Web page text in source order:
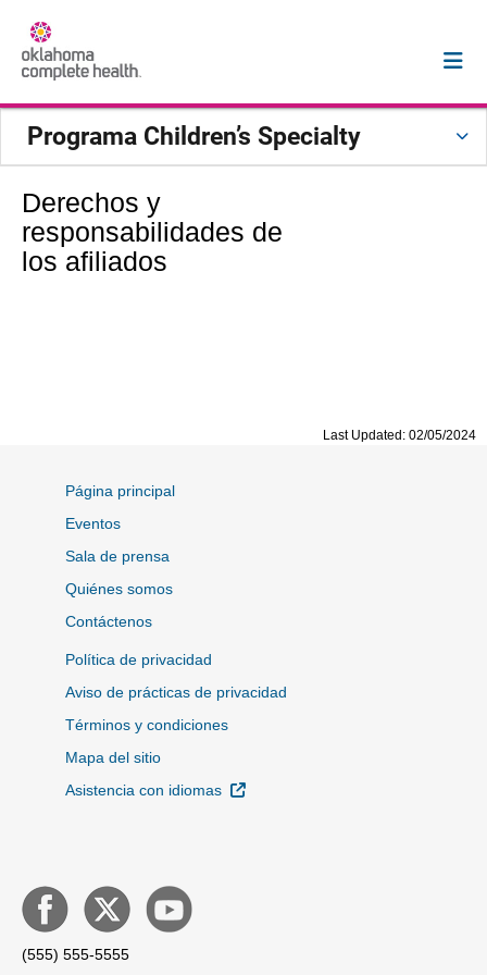
Programa Children’s Specialty
Derechos y
responsabilidades de
los afiliados
Last Updated: 02/05/2024
Página principal
Eventos
Sala de prensa
Quiénes somos
Contáctenos
Política de privacidad
Aviso de prácticas de privacidad
Términos y condiciones
Mapa del sitio
Asistencia con idiomas
Sitio Externo
(555) 555-5555